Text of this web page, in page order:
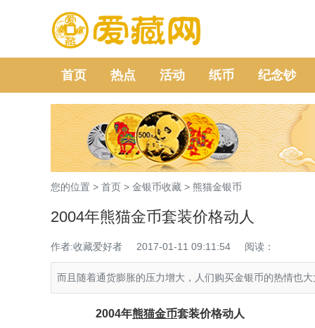
首页 热点 活动 纸币 纪念钞
您的位置 > 首页 > 金银币收藏 > 熊猫金银币
2004年熊猫金币套装价格动人
作者:收藏爱好者 2017-01-11 09:11:54 阅读：
而且随着通货膨胀的压力增大，人们购买金银币的热情也
2004年熊猫金币套装价格动人